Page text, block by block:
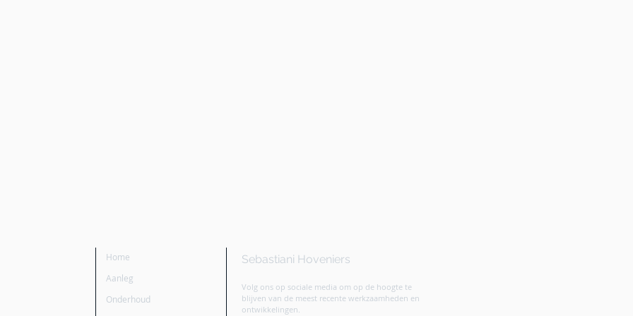
Home
Aanleg
Onderhoud
Sebastiani Hoveniers
Volg ons op sociale media om op de hoogte te
blijven van de meest recente werkzaamheden en
ontwikkelingen.